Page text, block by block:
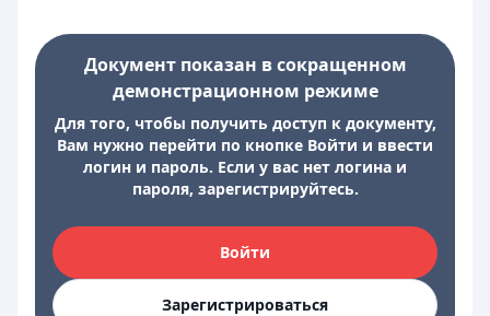
Документ показан в сокращенном
демонстрационном режиме
Для того, чтобы получить доступ к документу,
Вам нужно перейти по кнопке Войти и ввести
логин и пароль. Если у вас нет логина и
пароля, зарегистрируйтесь.
Войти
Зарегистрироваться